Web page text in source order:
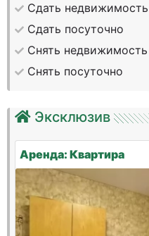
Сдать недвижимость
Сдать посуточно
Снять недвижимость
Снять посуточно
Эксклюзив
Аренда: Квартира